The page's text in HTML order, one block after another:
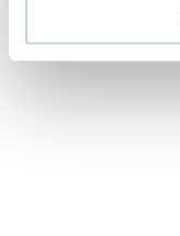
Ajahn Brahm
Lucinda Riley